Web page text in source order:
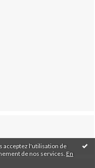
acceptez l'utilisation de
de nos services. En